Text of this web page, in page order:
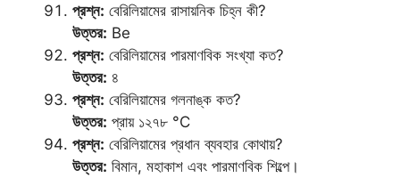
প্রশ্ন: বেরিলিয়ামের রাসায়নিক চিহ্ন কী?
উত্তর: Be
প্রশ্ন: বেরিলিয়ামের পারমাণবিক সংখ্যা কত?
উত্তর: ৪
প্রশ্ন: বেরিলিয়ামের গলনাঙ্ক কত?
উত্তর: প্রায় ১২৭৮ °C
প্রশ্ন: বেরিলিয়ামের প্রধান ব্যবহার কোথায়?
উত্তর: বিমান, মহাকাশ এবং পারমাণবিক শিল্পে।